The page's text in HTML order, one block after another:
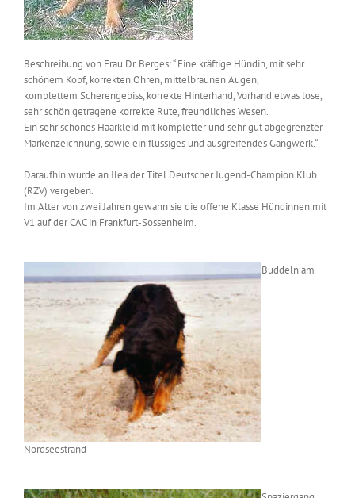
Beschreibung von Frau Dr. Berges: “ Eine kräftige Hündin, mit sehr
schönem Kopf, korrekten Ohren, mittelbraunen Augen,
komplettem Scherengebiss, korrekte Hinterhand, Vorhand etwas lose,
sehr schön getragene korrekte Rute, freundliches Wesen.
Ein sehr schönes Haarkleid mit kompletter und sehr gut abgegrenzter
Markenzeichnung, sowie ein flüssiges und ausgreifendes Gangwerk.“
Daraufhin wurde an Ilea der Titel Deutscher Jugend-Champion Klub
(RZV) vergeben.
Im Alter von zwei Jahren gewann sie die offene Klasse Hündinnen mit
V1 auf der CAC in Frankfurt-Sossenheim.
Buddeln am
Nordseestrand